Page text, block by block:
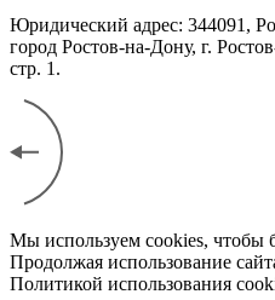
Юридический адрес: 344091,
город Ростов-на-Дону, г.
стр. 1.
Мы используем cookies, чтобы
Продолжая использование
Политикой использования